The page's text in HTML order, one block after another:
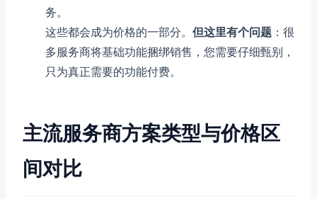
务。
这些都会成为价格的一部分。 但这里有个问题 ：很
多服务商将基础功能捆绑销售，您需要仔细甄别，
只为真正需要的功能付费。
主流服务商方案类型与价格区
间对比